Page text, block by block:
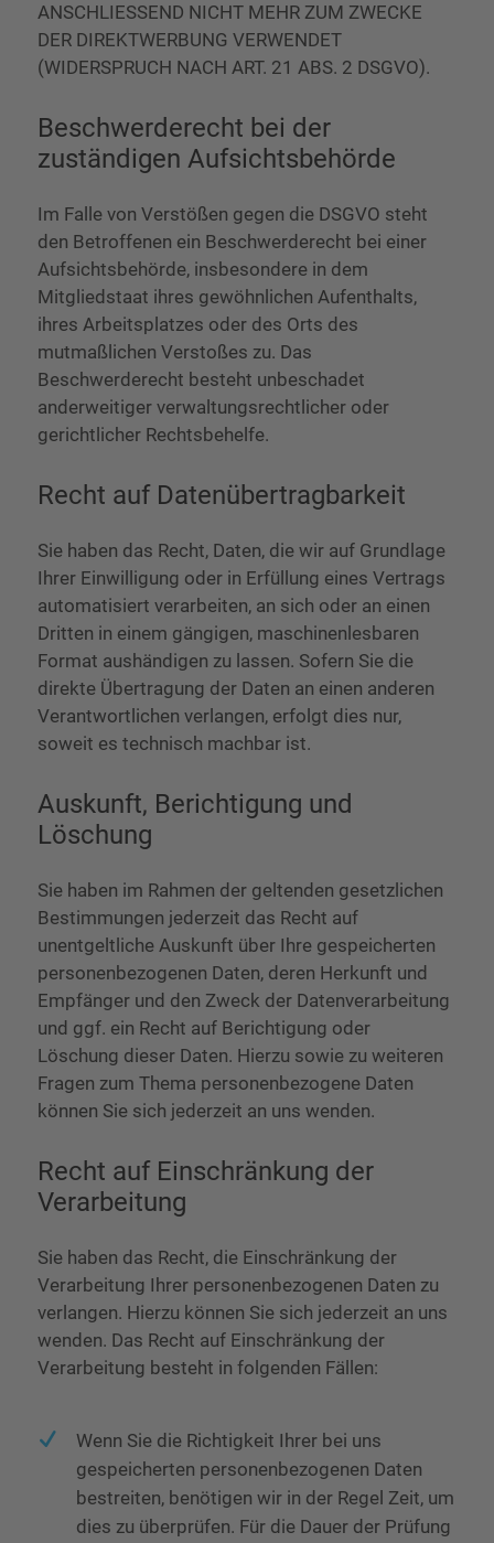
ANSCHLIESSEND NICHT MEHR ZUM ZWECKE
DER DIREKTWERBUNG VERWENDET
(WIDERSPRUCH NACH ART. 21 ABS. 2 DSGVO).
Beschwerde­recht bei der
zuständigen Aufsichts­behörde
Im Falle von Verstößen gegen die DSGVO steht
den Betroffenen ein Beschwerderecht bei einer
Aufsichtsbehörde, insbesondere in dem
Mitgliedstaat ihres gewöhnlichen Aufenthalts,
ihres Arbeitsplatzes oder des Orts des
mutmaßlichen Verstoßes zu. Das
Beschwerderecht besteht unbeschadet
anderweitiger verwaltungsrechtlicher oder
gerichtlicher Rechtsbehelfe.
Recht auf Daten­übertrag­barkeit
Sie haben das Recht, Daten, die wir auf Grundlage
Ihrer Einwilligung oder in Erfüllung eines Vertrags
automatisiert verarbeiten, an sich oder an einen
Dritten in einem gängigen, maschinenlesbaren
Format aushändigen zu lassen. Sofern Sie die
direkte Übertragung der Daten an einen anderen
Verantwortlichen verlangen, erfolgt dies nur,
soweit es technisch machbar ist.
Auskunft, Berichtigung und
Löschung
Sie haben im Rahmen der geltenden gesetzlichen
Bestimmungen jederzeit das Recht auf
unentgeltliche Auskunft über Ihre gespeicherten
personenbezogenen Daten, deren Herkunft und
Empfänger und den Zweck der Datenverarbeitung
und ggf. ein Recht auf Berichtigung oder
Löschung dieser Daten. Hierzu sowie zu weiteren
Fragen zum Thema personenbezogene Daten
können Sie sich jederzeit an uns wenden.
Recht auf Einschränkung der
Verarbeitung
Sie haben das Recht, die Einschränkung der
Verarbeitung Ihrer personenbezogenen Daten zu
verlangen. Hierzu können Sie sich jederzeit an uns
wenden. Das Recht auf Einschränkung der
Verarbeitung besteht in folgenden Fällen:
Wenn Sie die Richtigkeit Ihrer bei uns
gespeicherten personenbezogenen Daten
bestreiten, benötigen wir in der Regel Zeit, um
dies zu überprüfen. Für die Dauer der Prüfung